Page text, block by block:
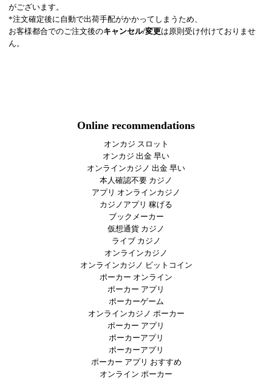
がございます。
*注文確定後に自動で出荷手配がかかってしまうため、
お客様都合でのご注文後のキャンセル/変更は原則受け付けておりませ
ん。
Online recommendations
オンカジ スロット
オンカジ 出金 早い
オンラインカジノ 出金 早い
本人確認不要 カジノ
アプリ オンラインカジノ
カジノアプリ 稼げる
ブックメーカー
仮想通貨 カジノ
ライブ カジノ
オンラインカジノ
オンラインカジノ ビットコイン
ポーカー オンライン
ポーカー アプリ
ポーカーゲーム
オンラインカジノ ポーカー
ポーカー アプリ
ポーカーアプリ
ポーカーアプリ
ポーカー アプリ おすすめ
オンライン ポーカー